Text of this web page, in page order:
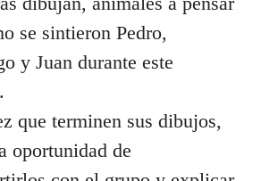
se sintieron Pedro,
y Juan durante este
que terminen sus dibujos,
oportunidad de